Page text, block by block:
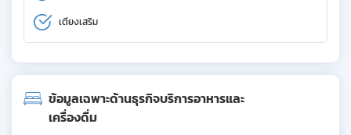
เตียงเสริม
ข้อมูลเฉพาะด้านธุรกิจบริการอาหารและ
เครื่องดื่ม